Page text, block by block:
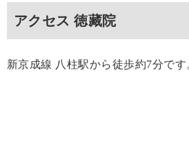
アクセス 徳藏院
新京成線 八柱駅から徒歩約7分です